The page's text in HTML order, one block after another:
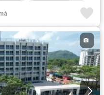
Vista panorámica